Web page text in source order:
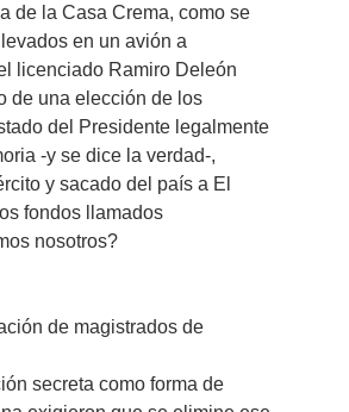
de la Casa Crema, como se
en un avión a
licenciado Ramiro Deleón
de una elección de los
del Presidente legalmente
-y se dice la verdad-,
y sacado del país a El
fondos llamados
nosotros?
de magistrados de
secreta como forma de